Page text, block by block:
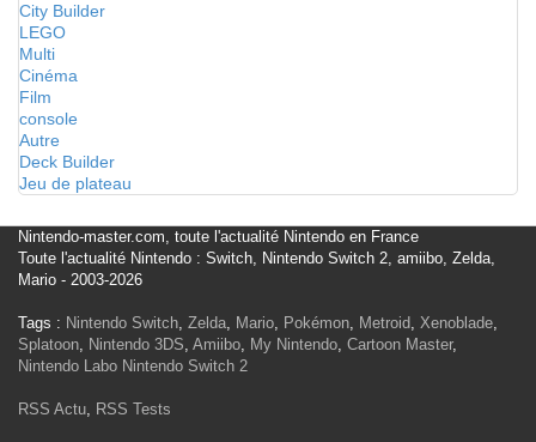
City Builder
LEGO
Multi
Cinéma
Film
console
Autre
Deck Builder
Jeu de plateau
Nintendo-master.com, toute l'actualité Nintendo en France
Toute l'actualité Nintendo : Switch, Nintendo Switch 2, amiibo, Zelda,
Mario - 2003-2026
Tags : Nintendo Switch, Zelda, Mario, Pokémon, Metroid, Xenoblade,
Splatoon, Nintendo 3DS, Amiibo, My Nintendo, Cartoon Master,
Nintendo Labo Nintendo Switch 2
RSS Actu, RSS Tests